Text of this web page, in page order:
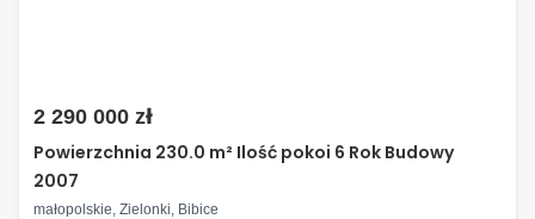
2 290 000 zł
Powierzchnia 230.0 m² Ilość pokoi 6 Rok Budowy
2007
małopolskie, Zielonki, Bibice